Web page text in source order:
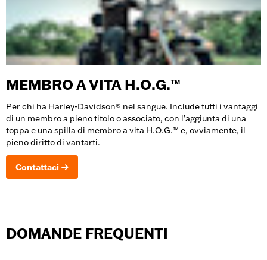
MEMBRO A VITA H.O.G.™
Per chi ha Harley-Davidson® nel sangue. Include tutti i vantaggi
di un membro a pieno titolo o associato, con l’aggiunta di una
toppa e una spilla di membro a vita H.O.G.™ e, ovviamente, il
pieno diritto di vantarti.
Contattaci
DOMANDE FREQUENTI